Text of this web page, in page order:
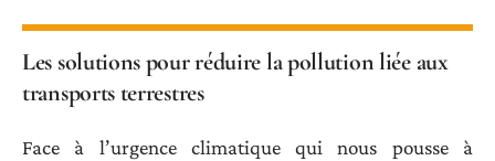
Les solutions pour réduire la pollution liée aux
transports terrestres
Face à l’urgence climatique qui nous pousse à